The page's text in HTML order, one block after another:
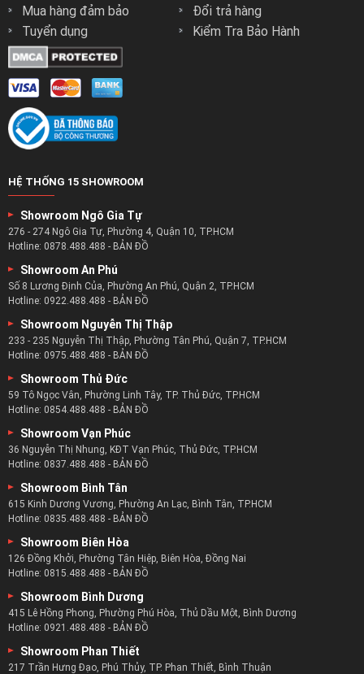
Mua hàng đảm bảo
Tuyển dụng
Đổi trả hàng
Kiểm Tra Bảo Hành
HỆ THỐNG 15 SHOWROOM
Showroom Ngô Gia Tự
276 - 274 Ngô Gia Tự, Phường 4, Quận 10, TP.HCM
Hotline: 0878.488.488 - BẢN ĐỒ
Showroom An Phú
Số 8 Lương Định Của, Phường An Phú, Quận 2, TP.HCM
Hotline: 0922.488.488 - BẢN ĐỒ
Showroom Nguyễn Thị Thập
233 - 235 Nguyễn Thị Thập, Phường Tân Phú, Quận 7, TP.HCM
Hotline: 0975.488.488 - BẢN ĐỒ
Showroom Thủ Đức
59 Tô Ngọc Vân, Phường Linh Tây, TP. Thủ Đức, TP.HCM
Hotline: 0854.488.488 - BẢN ĐỒ
Showroom Vạn Phúc
36 Nguyễn Thị Nhung, KĐT Vạn Phúc, Thủ Đức, TP.HCM
Hotline: 0837.488.488 - BẢN ĐỒ
Showroom Bình Tân
615 Kinh Dương Vương, Phường An Lạc, Bình Tân, TP.HCM
Hotline: 0835.488.488 - BẢN ĐỒ
Showroom Biên Hòa
126 Đồng Khởi, Phường Tân Hiệp, Biên Hòa, Đồng Nai
Hotline: 0815.488.488 - BẢN ĐỒ
Showroom Bình Dương
415 Lê Hồng Phong, Phường Phú Hòa, Thủ Dầu Một, Bình Dương
Hotline: 0921.488.488 - BẢN ĐỒ
Showroom Phan Thiết
217 Trần Hưng Đạo, Phú Thủy, TP. Phan Thiết, Bình Thuận